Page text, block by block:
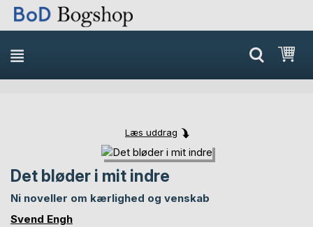
Læs uddrag
Skip
to
the
end
Skip
to
the
beginning
Det bløder i mit indre
Ni noveller om kærlighed og venskab
Svend Engh